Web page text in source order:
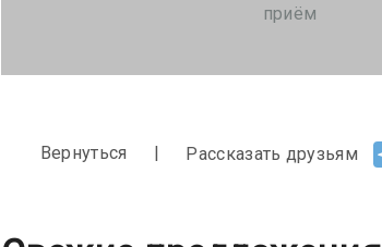
приём
Вернуться Рассказать друзьям